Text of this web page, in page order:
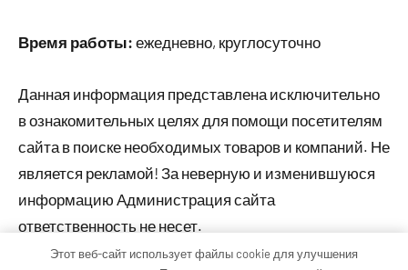
Время работы: ежедневно, круглосуточно
Данная информация представлена исключительно
в ознакомительных целях для помощи посетителям
сайта в поиске необходимых товаров и компаний. Не
является рекламой! За неверную и изменившуюся
информацию Администрация сайта
ответственность не несет.
Этот веб-сайт использует файлы cookie для улучшения